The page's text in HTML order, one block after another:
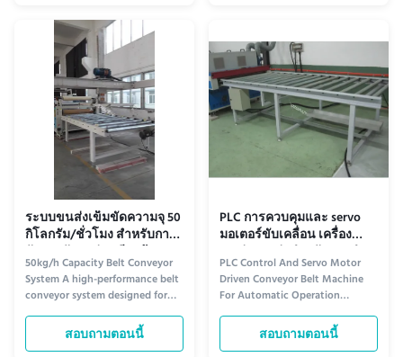
Dimensions 2500mm long ×
1620mm wide × 850mm high
(Customizable) Power Supply
220V, 50HZ, Three-Phase Five...
serves various industrial
applications with precision and
reliability...
ระบบขนส่งเข็มขัดความจุ 50
กิโลกรัม/ชั่วโมง สําหรับการ
จัดการวัสดุอย่างเรียบร้อย
และต่อเนื่อง
50kg/h Capacity Belt Conveyor
System A high-performance belt
conveyor system designed for
smooth and continuous material
handling across various
industrial applications. Product
สอบถามตอนนี้
PLC การควบคุมและ servo
มอเตอร์ขับเคลื่อน เครื่อง
ขนส่งสายล่อสําหรับการทํา
งานอัตโนมัติ
PLC Control And Servo Motor
Driven Conveyor Belt Machine
For Automatic Operation
Product Overview This conveyor
belt machine features a state-of-
the-art control system powered
สอบถามตอนนี้